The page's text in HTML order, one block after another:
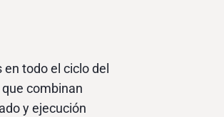
todo el ciclo del
combinan
y ejecución